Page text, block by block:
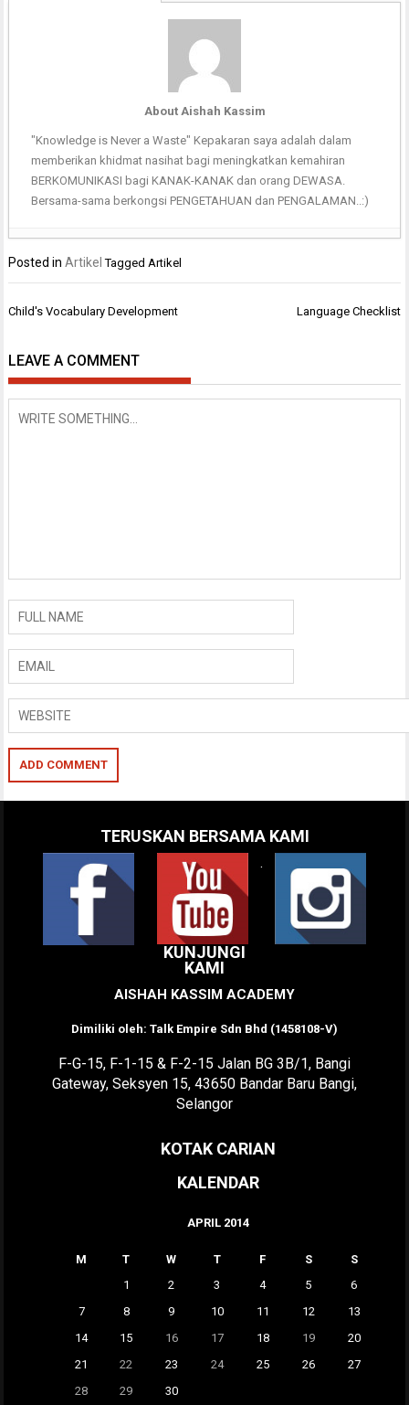
About Aishah Kassim
"Knowledge is Never a Waste" Kepakaran saya adalah dalam
memberikan khidmat nasihat bagi meningkatkan kemahiran
BERKOMUNIKASI bagi KANAK-KANAK dan orang DEWASA.
Bersama-sama berkongsi PENGETAHUAN dan PENGALAMAN..:)
Posted inArtikel TaggedArtikel
Post
Child's Vocabulary Development Language Checklist
LEAVE A COMMENT
TERUSKAN BERSAMA KAMI
.
KUNJUNGI
KAMI
AISHAH KASSIM ACADEMY
Dimiliki oleh: Talk Empire Sdn Bhd (1458108-V)
F-G-15, F-1-15 & F-2-15 Jalan BG 3B/1, Bangi
Gateway, Seksyen 15, 43650 Bandar Baru Bangi,
Selangor
KOTAK CARIAN
KALENDAR
APRIL 2014
M T W T F S
S
1
2 3 4 5
6
7
8 9 10 11 12
13
14
15 16 17 18 19
20
21
22 23 24 25 26
27
28
29 30